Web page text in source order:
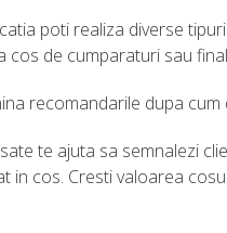
poti realiza diverse
cos de cumparaturi sau
recomandarile dupa
te ajuta sa semnalezi
in cos. Cresti valoarea